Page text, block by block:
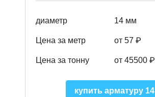
диаметр 14 мм
Цена за метр от 57 ₽
Цена за тонну от 45500 ₽
купить арматуру 14